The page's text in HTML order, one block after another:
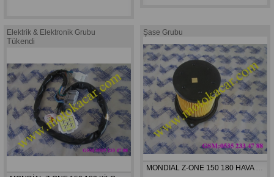
Elektrik & Elektronik Grubu
Tükendi
Şase Grubu
MONDIAL Z-ONE 150 180 HAVA FiLTRE ELEMANI ORJINAL